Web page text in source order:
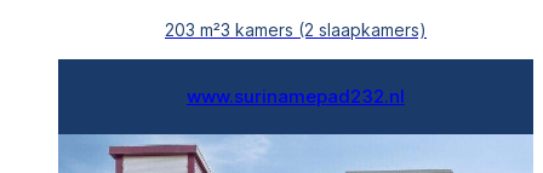
203 m²3 kamers (2 slaapkamers)
www.surinamepad232.nl